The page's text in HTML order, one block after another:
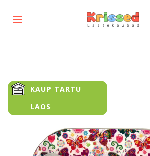
KAUP TARTU
LAOS